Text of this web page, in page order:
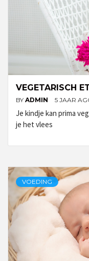
VEGETARISCH
BY ADMIN 5 JAAR
Je kindje kan prima
je het vlees
VOEDING